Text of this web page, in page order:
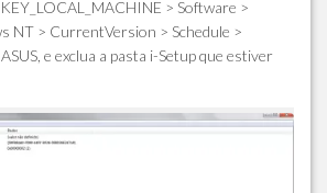
> Software >
NT > CurrentVersion > Schedule >
e exclua a pasta i-Setup que estiver